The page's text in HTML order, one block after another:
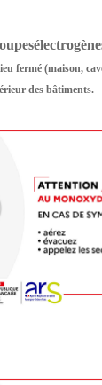
fermé (maison,
des bâtiments.